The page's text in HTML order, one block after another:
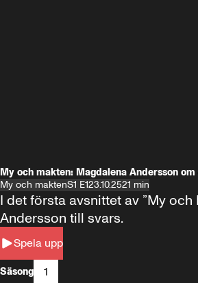
My och makten: Magdalena Andersson
My och maktenS1 E123.10.2521 min
Spela upp
I det första avsnittet av ”My
Andersson till svars.
Säsong 1